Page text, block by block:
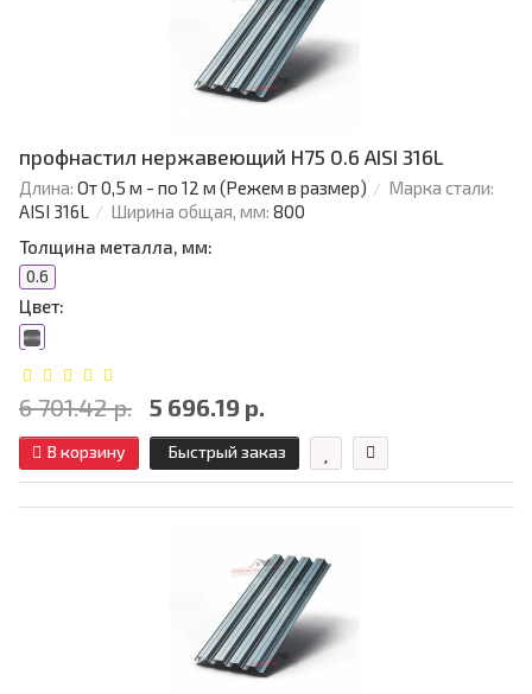
профнастил нержавеющий H75 0.6 AISI 316L
Длина: От 0,5 м - по 12 м (Режем в размер)
Марка стали:
AISI 316L
Ширина общая, мм: 800
Толщина металла, мм:
0.6
Цвет:
6 701.42 р. 5 696.19 р.
В корзину Быстрый заказ